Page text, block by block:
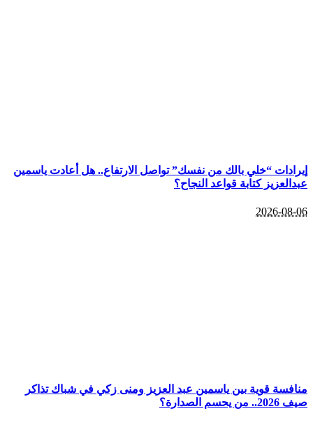
إيرادات “خلي بالك من نفسك” تواصل الارتفاع.. هل أعادت ياسمين
عبدالعزيز كتابة قواعد النجاح؟
2026-08-06
منافسة قوية بين ياسمين عبد العزيز ومنى زكي في شباك تذاكر
صيف 2026.. من يحسم الصدارة؟